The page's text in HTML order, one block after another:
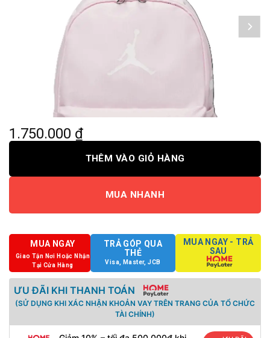
1.750.000 ₫
THÊM VÀO GIỎ HÀNG
MUA NHANH
MUA NGAY
Giao Tận Nơi Hoặc Nhận
Tại Cửa Hàng
TRẢ GÓP QUA
THẺ
Visa, Master, JCB
MUA NGAY - TRẢ
SAU
ƯU ĐÃI KHI THANH TOÁN
(SỬ DỤNG KHI XÁC NHẬN KHOẢN VAY TRÊN TRANG CỦA TỔ CHỨC
TÀI CHÍNH)